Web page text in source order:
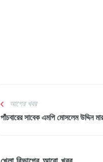
আগের খবর
পাঁচবারের সাবেক এমপি মোসলেম উদ্দিন